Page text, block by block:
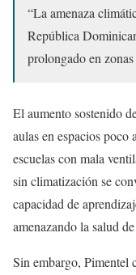
“La amenaza
República
prolongado en
El aumento sostenido
aulas en espacios poco
escuelas con mala
sin climatización se
capacidad de
amenazando la salud
Sin embargo, Pimentel